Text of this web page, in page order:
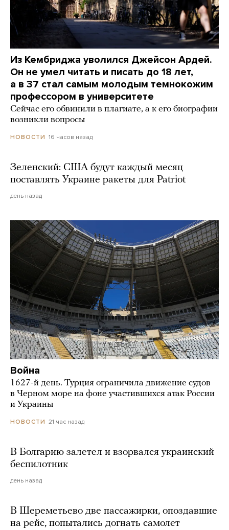
Из Кембриджа уволился Джейсон Ардей.
Он не умел читать и писать до 18 лет,
а в 37 стал самым молодым темнокожим
профессором в университете
Сейчас его обвинили в плагиате, а к его биографии
возникли вопросы
НОВОСТИ 16 часов назад
Зеленский: США будут каждый месяц
поставлять Украине ракеты для Patriot
день назад
Война
1627-й день. Турция ограничила движение судов
в Черном море на фоне участившихся атак России
и Украины
НОВОСТИ 21 час назад
В Болгарию залетел и взорвался украинский
беспилотник
день назад
В Шереметьево две пассажирки, опоздавшие
на рейс, попытались догнать самолет